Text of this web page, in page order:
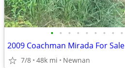
• • • • • • • • •
2009 Coachman Mirada For Sale
7/8 48k mi Newnan